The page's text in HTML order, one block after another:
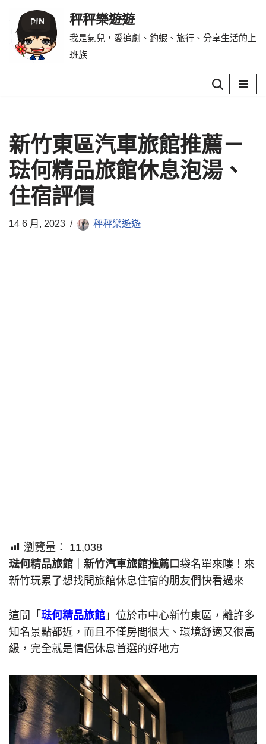
Skip
to
秤秤樂遊遊
我是氣兒，愛追劇、釣蝦、旅行、分享生活的上
班族
新竹東區汽車旅館推薦－
琺何精品旅館休息泡湯、
住宿評價
14 6 月, 2023 秤秤樂遊遊
瀏覽量：
11,038
琺何精品旅館
新竹汽車旅館推薦口袋名單來嘍！來
新竹玩累了想找間旅館休息住宿的朋友們快看過來
這間「 琺何精品旅館 」位於市中心新竹東區，離許多
知名景點都近，而且不僅房間很大、環境舒適又很高
級，完全就是情侶休息首選的好地方